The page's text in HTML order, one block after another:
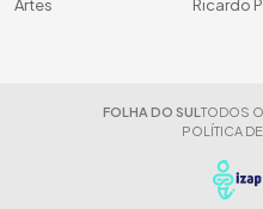
Artes
Ricardo
FOLHA DO SUL TODOS
POLÍTICA